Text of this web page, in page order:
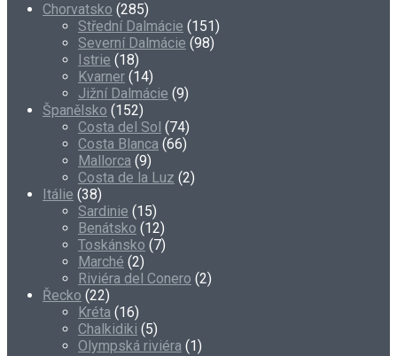
Chorvatsko (285)
Střední Dalmácie (151)
Severní Dalmácie (98)
Istrie (18)
Kvarner (14)
Jižní Dalmácie (9)
Španělsko (152)
Costa del Sol (74)
Costa Blanca (66)
Mallorca (9)
Costa de la Luz (2)
Itálie (38)
Sardinie (15)
Benátsko (12)
Toskánsko (7)
Marché (2)
Riviéra del Conero (2)
Řecko (22)
Kréta (16)
Chalkidiki (5)
Olympská riviéra (1)